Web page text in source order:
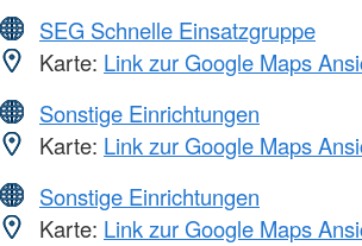
SEG Schnelle Einsatzgruppe
Karte: Link zur Google Maps
Sonstige Einrichtungen
Karte: Link zur Google Maps
Sonstige Einrichtungen
Karte: Link zur Google Maps